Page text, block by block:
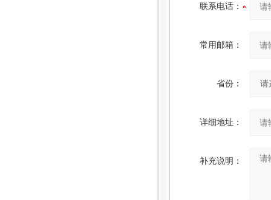
联系电话：
常用邮箱：
省份：
详细地址：
补充说明：